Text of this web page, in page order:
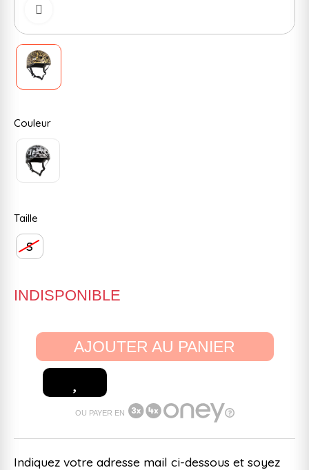
Couleur
Taille
S
INDISPONIBLE
AJOUTER AU PANIER
OU PAYER EN
Indiquez votre adresse mail ci-dessous et soyez